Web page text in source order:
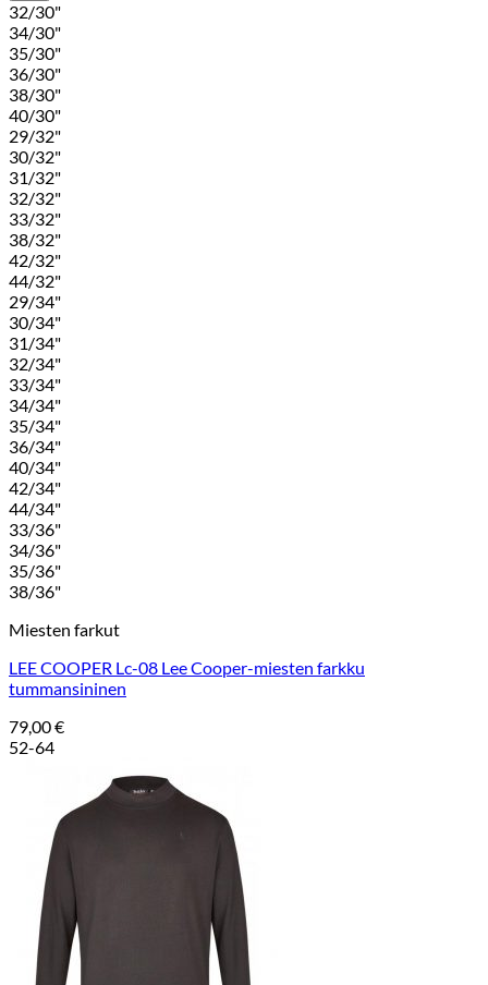
32/30"
34/30"
35/30"
36/30"
38/30"
40/30"
29/32"
30/32"
31/32"
32/32"
33/32"
38/32"
42/32"
44/32"
29/34"
30/34"
31/34"
32/34"
33/34"
34/34"
35/34"
36/34"
40/34"
42/34"
44/34"
33/36"
34/36"
35/36"
38/36"
Miesten farkut
LEE COOPER Lc-08 Lee Cooper-miesten farkku
tummansininen
79,00€
52-64